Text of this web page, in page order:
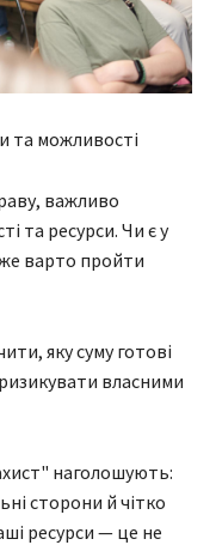
та можливості
важливо
та ресурси. Чи є у
варто пройти
яку суму готові
власними
наголошують:
сторони й чітко
ресурси — це не